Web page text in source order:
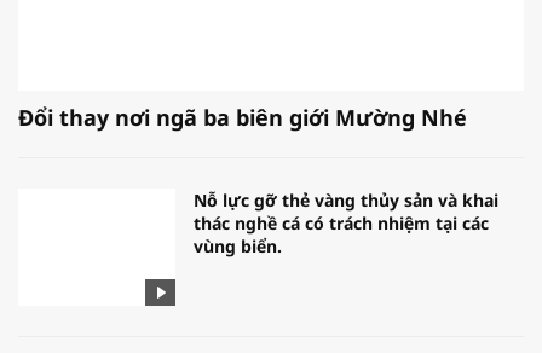
Đổi thay nơi ngã ba biên giới Mường Nhé
Nỗ lực gỡ thẻ vàng thủy sản và khai
thác nghề cá có trách nhiệm tại các
vùng biển.